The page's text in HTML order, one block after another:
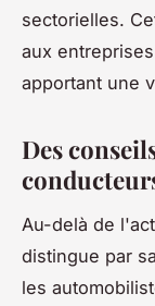
sectorielles.
aux
apportant une
Des
Au-delà de
distingue par sa
les